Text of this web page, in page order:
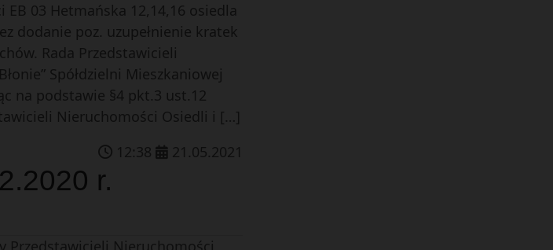
03 Hetmańska 12,14,16 osiedla
dodanie poz. uzupełnienie kratek
Rada Przedstawicieli
Spółdzielni Mieszkaniowej
na podstawie §4 pkt.3 ust.12
Nieruchomości Osiedli i […]
12:38 21 .05.2021
r.
Przedstawicieli Nieruchomości